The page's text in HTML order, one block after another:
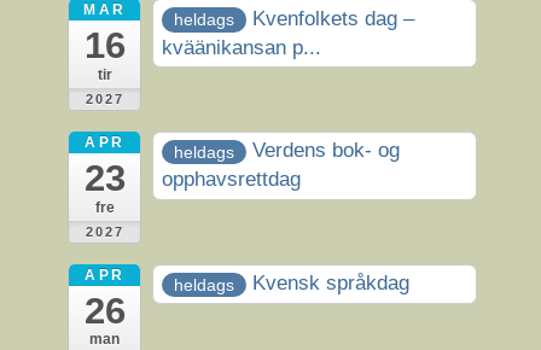
MAR
16
tir
2027
heldags
Kvenfolkets dag –
kväänikansan p...
APR
23
fre
2027
heldags
Verdens bok- og
opphavsrettdag
APR
26
man
heldags Kvensk språkdag